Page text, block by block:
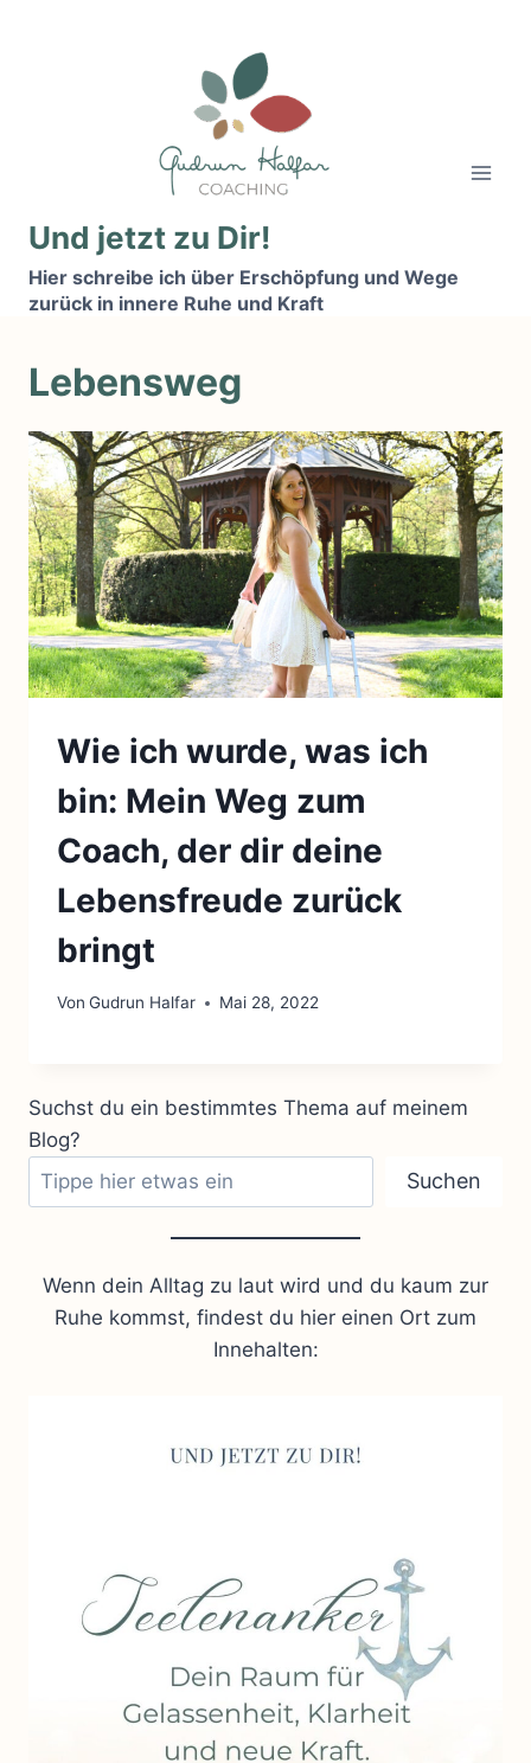
Und jetzt zu Dir!
Hier schreibe ich über Erschöpfung und Wege
zurück in innere Ruhe und Kraft
Lebensweg
Wie ich wurde, was ich
bin: Mein Weg zum
Coach, der dir deine
Lebensfreude zurück
bringt
Von Gudrun Halfar Mai 28, 2022
Suchst du ein bestimmtes Thema auf meinem
Blog?
Suchen
Wenn dein Alltag zu laut wird und du kaum zur
Ruhe kommst, findest du hier einen Ort zum
Innehalten: